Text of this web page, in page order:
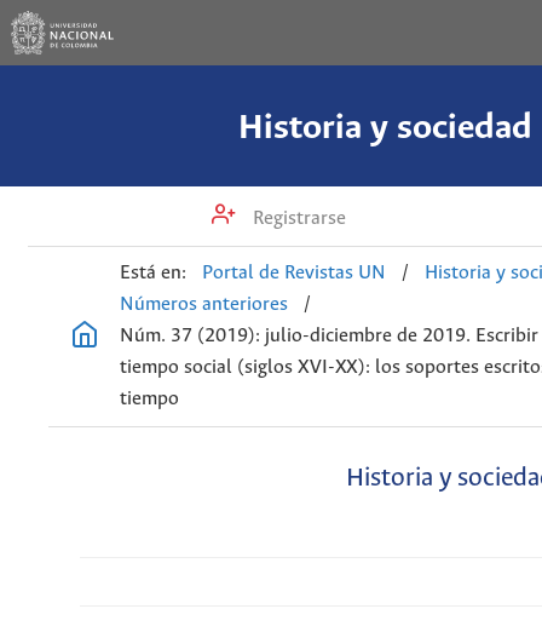
Historia y sociedad
Registrarse
Está en: Portal de Revistas UN /
Historia y
Números anteriores
/
Núm. 37 (2019): julio-diciembre de 2019.
tiempo social (siglos XVI-XX): los soportes
tiempo
Historia y